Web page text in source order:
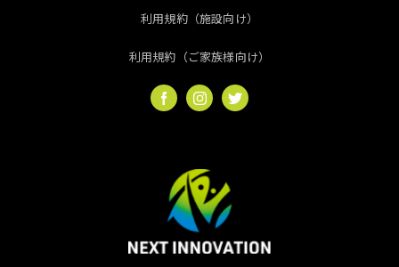
利用規約（施設向け）
利用規約（ご家族様向け）